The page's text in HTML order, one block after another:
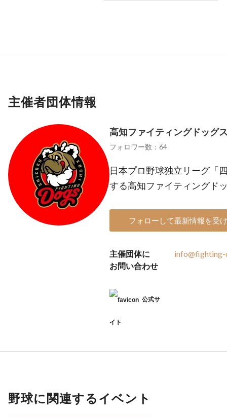
主催者団体情報
高知ファイティングドッグ
フォロワー数：64
日本プロ野球独立リーグ「
する高知ファイティングド
フォローして最新情報を受
主催団体に
お問い合わせ
info@fighting-
公式サ
イト
野球に関連するイベント